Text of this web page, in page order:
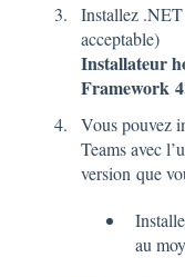
Installez
acceptable)
Installateur
Framework
Vous pouvez
Teams avec
version que
au